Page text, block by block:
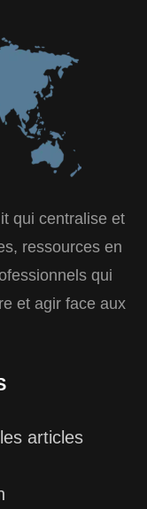
qui centralise et
ressources en
qui
et agir face aux
articles